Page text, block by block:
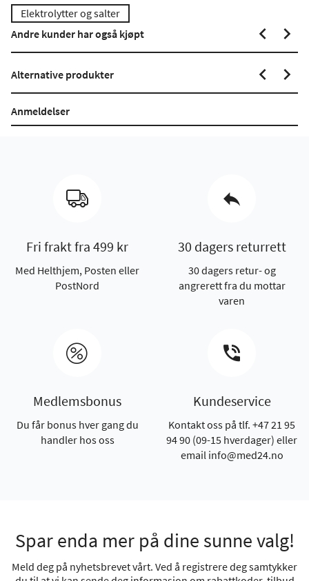
Elektrolytter og salter
Andre kunder har også kjøpt
Alternative produkter
Anmeldelser
Fri frakt fra 499 kr
Med Helthjem, Posten eller
PostNord
30 dagers returrett
30 dagers retur- og
angrerett fra du mottar
varen
Medlemsbonus
Du får bonus hver gang du
handler hos oss
Kundeservice
Kontakt oss på tlf. +47 21 95
94 90 (09-15 hverdager) eller
email info@med24.no
Spar enda mer på dine sunne valg!
Meld deg på nyhetsbrevet vårt. Ved å registrere deg samtykker